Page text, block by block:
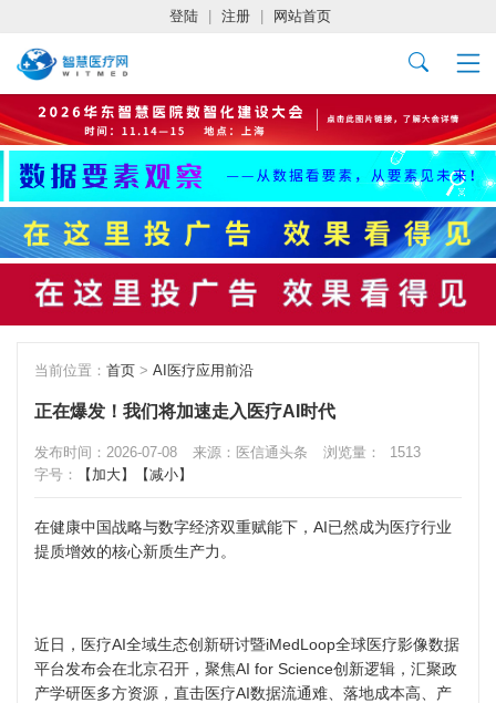
登陆 注册 网站首页
当前位置： 首页 > AI医疗应用前沿
正在爆发！我们将加速走入医疗AI时代
发布时间：2026-07-08 来源：医信通头条 浏览量：
1513
字号：
【加大】 【减小】
在健康中国战略与数字经济双重赋能下，AI已然成为医疗行业
提质增效的核心新质生产力。
近日，医疗AI全域生态创新研讨暨iMedLoop全球医疗影像数据
平台发布会在北京召开，聚焦AI for Science创新逻辑，汇聚政
产学研医多方资源，直击医疗AI数据流通难、落地成本高、产